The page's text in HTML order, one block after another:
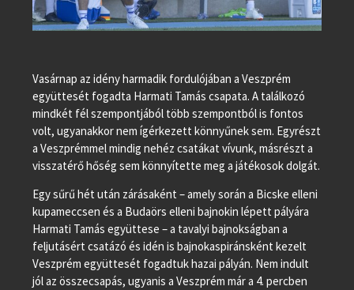
Vasárnap az idény harmadik fordulójában a Veszprém
együttesét fogadta Harmati Tamás csapata. A találkozó
mindkét fél szempontjából több szempontból is fontos
volt, ugyanakkor nem ígérkezett könnyűnek sem. Egyrészt
a Veszprémmel mindig nehéz csatákat vívunk, másrészt a
visszatérő hőség sem könnyítette meg a játékosok dolgát.
Egy sűrű hét után zárásaként – amely során a Bicske elleni
kupameccsen és a Budaörs elleni bajnokin lépett pályára
Harmati Tamás együttese – a tavalyi bajnokságban a
feljutásért csatázó és idén is bajnokaspiránsként kezelt
Veszprém együttesét fogadtuk hazai pályán. Nem indult
jól az összecsapás, ugyanis a Veszprém már a 4. percben